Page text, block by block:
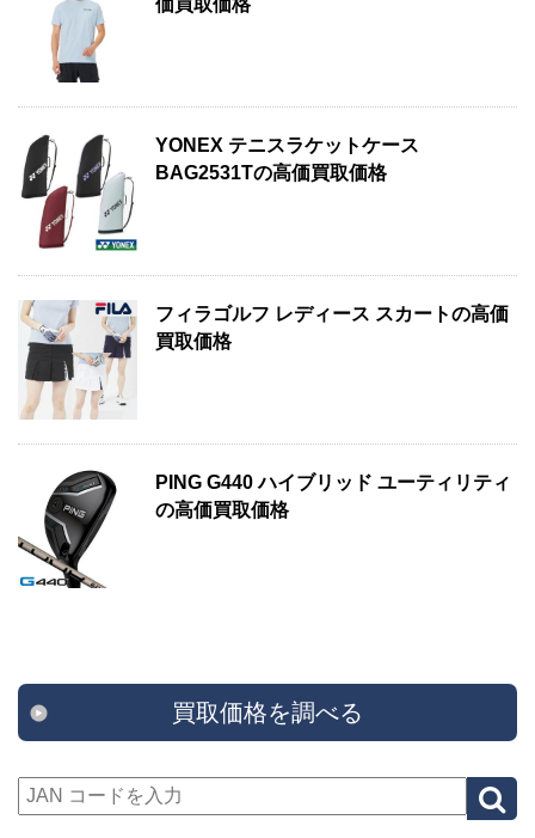
価買取価格
YONEX テニスラケットケース
BAG2531Tの高価買取価格
フィラゴルフ レディース スカートの高価
買取価格
PING G440 ハイブリッド ユーティリティ
の高価買取価格
買取価格を調べる